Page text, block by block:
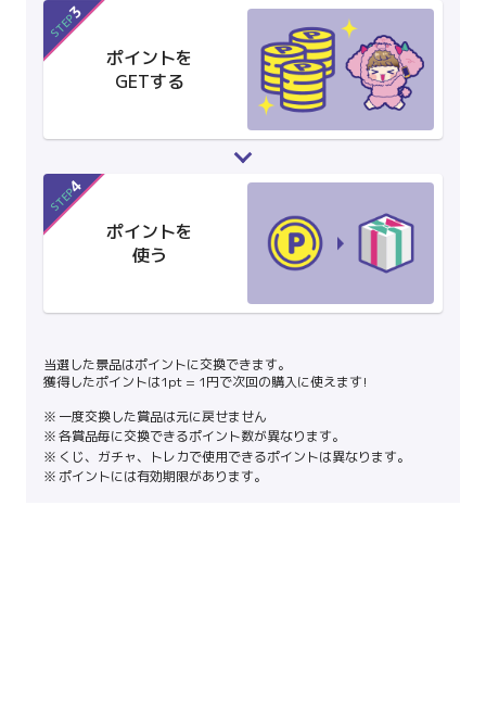
STEP3
ポイントを
GETする
STEP4
ポイントを
使う
当選した景品はポイントに交換できます。
獲得したポイントは1pt = 1円で次回の購入に使えます!
一度交換した賞品は元に戻せません
各賞品毎に交換できるポイント数が異なります。
くじ、ガチャ、トレカで使用できるポイントは異なります。
ポイントには有効期限があります。